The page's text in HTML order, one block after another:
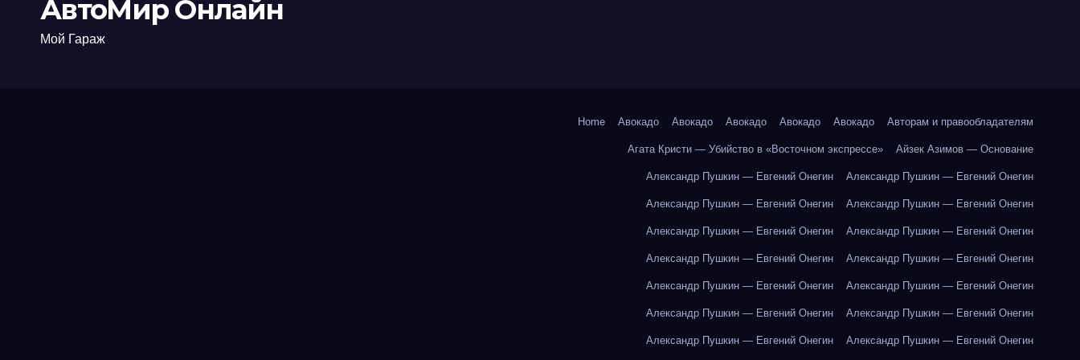
АвтоМир Онлайн
Мой Гараж
Home Авокадо Авокадо Авокадо Авокадо Авокадо Авторам и правообладателям
Агата Кристи — Убийство в «Восточном экспрессе» Айзек Азимов — Основание
Александр Пушкин — Евгений Онегин Александр Пушкин — Евгений Онегин
Александр Пушкин — Евгений Онегин Александр Пушкин — Евгений Онегин
Александр Пушкин — Евгений Онегин Александр Пушкин — Евгений Онегин
Александр Пушкин — Евгений Онегин Александр Пушкин — Евгений Онегин
Александр Пушкин — Евгений Онегин Александр Пушкин — Евгений Онегин
Александр Пушкин — Евгений Онегин Александр Пушкин — Евгений Онегин
Александр Пушкин — Евгений Онегин Александр Пушкин — Евгений Онегин